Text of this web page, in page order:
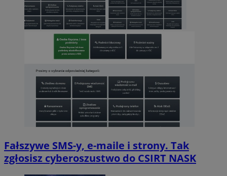
Fałszywe SMS-y, e-maile i strony. Tak
zgłosisz cyberoszustwo do CSIRT NASK